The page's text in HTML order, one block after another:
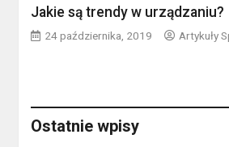
Jakie są trendy w urządzaniu?
24 października, 2019 Artykuły
Ostatnie wpisy